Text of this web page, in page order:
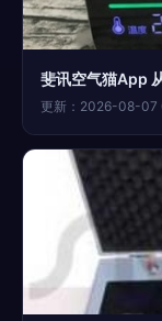
斐讯空气猫App
更新：2026-08-07